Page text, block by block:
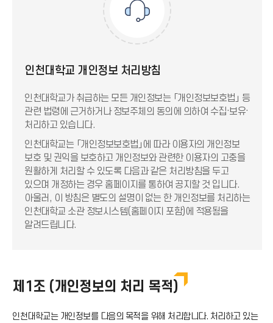
인천대학교 개인정보 처리방침
인천대학교가 취급하는 모든 개인정보는 「개인정보보호법」 등
관련 법령에 근거하거나 정보주체의 동의에 의하여 수집·보유·
처리하고 있습니다.
인천대학교는 「개인정보보호법」에 따라 이용자의 개인정보
보호 및 권익을 보호하고 개인정보와 관련한 이용자의 고충을
원활하게 처리할 수 있도록 다음과 같은 처리방침을 두고
있으며 개정하는 경우 홈페이지를 통하여 공지할 것 입니다.
아울러, 이 방침은 별도의 설명이 없는 한 개인정보를 처리하는
인천대학교 소관 정보시스템(홈페이지 포함)에 적용됨을
알려드립니다.
제1조 (개인정보의 처리 목적)
인천대학교는 개인정보를 다음의 목적을 위해 처리합니다. 처리하고 있는